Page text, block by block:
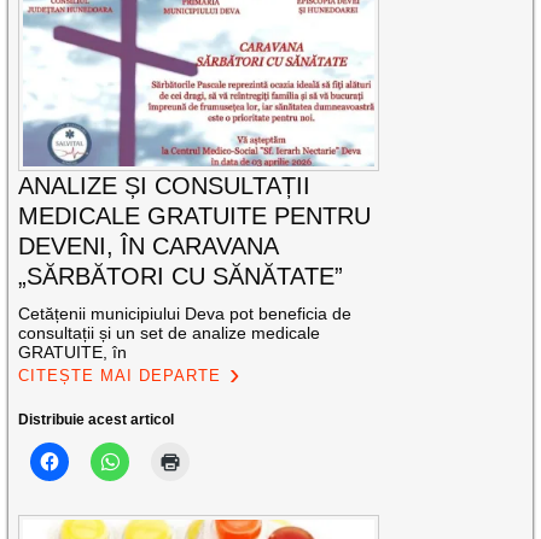
ANALIZE ȘI CONSULTAȚII
MEDICALE GRATUITE PENTRU
DEVENI, ÎN CARAVANA
„SĂRBĂTORI CU SĂNĂTATE”
Cetățenii municipiului Deva pot beneficia de
consultații și un set de analize medicale
GRATUITE, în
CITEȘTE MAI DEPARTE
Distribuie acest articol